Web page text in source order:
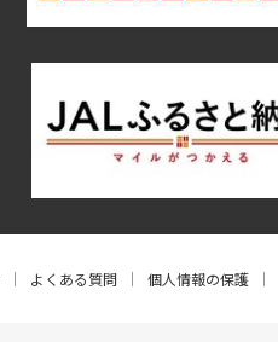
よくある質問 個人情報の保護